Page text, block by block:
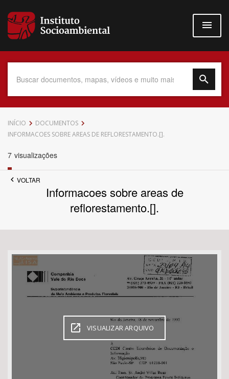
para
conteúdo
Data do Documento
Até
Bioma / Bacia
Área de Levantamento
INÍCIO
DOCUMENTOS
INFORMACOES SOBRE AREAS DE REFLORESTAMENTO.[].
7 visualizações
VOLTAR
Informacoes sobre areas de
reflorestamento.[].
VISUALIZAR ARQUIVO